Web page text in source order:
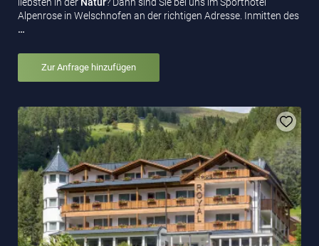
Alpenrose in Welschnofen an der richtigen Adresse. Inmitten des
…
Zur Anfrage hinzufügen